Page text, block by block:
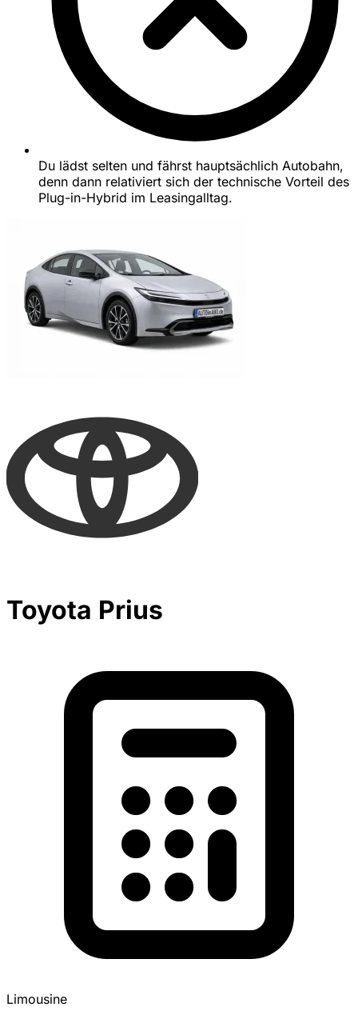
Du lädst selten und fährst hauptsächlich Autobahn,
denn dann relativiert sich der technische Vorteil des
Plug-in-Hybrid im Leasingalltag.
Toyota Prius
Limousine